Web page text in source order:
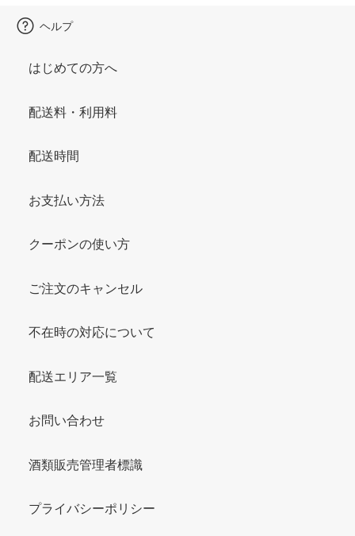
ヘルプ
はじめての方へ
配送料・利用料
配送時間
お支払い方法
クーポンの使い方
ご注文のキャンセル
不在時の対応について
配送エリア一覧
お問い合わせ
酒類販売管理者標識
プライバシーポリシー